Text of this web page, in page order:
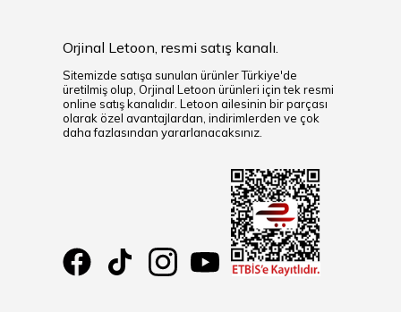
Orjinal Letoon, resmi satış kanalı.
Sitemizde satışa sunulan ürünler Türkiye'de
üretilmiş olup, Orjinal Letoon ürünleri için tek resmi
online satış kanalıdır. Letoon ailesinin bir parçası
olarak özel avantajlardan, indirimlerden ve çok
daha fazlasından yararlanacaksınız.